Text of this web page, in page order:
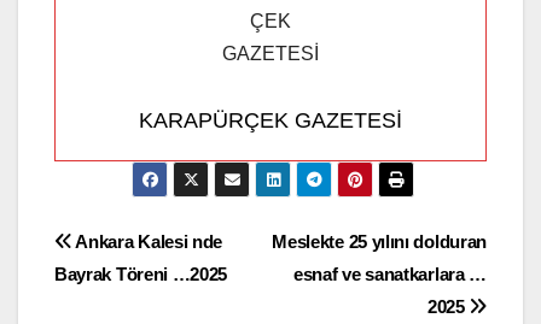
KARAPÜRÇEK GAZETESİ
Yazı
gezinmesi
Meslekte 25 yılını dolduran
esnaf ve sanatkarlara …
2025
Ankara Kalesi nde
Bayrak Töreni …2025